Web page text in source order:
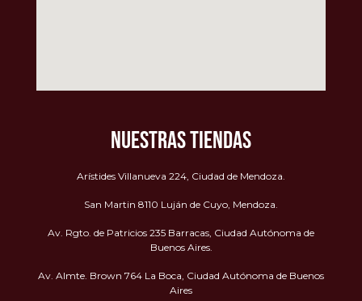
NUESTRAS TIENDAS
Arístides Villanueva 224, Ciudad de Mendoza.
San Martin 8110 Luján de Cuyo, Mendoza.
Av. Rgto. de Patricios 235 Barracas, Ciudad Autónoma de
Buenos Aires.
Av. Almte. Brown 764 La Boca, Ciudad Autónoma de Buenos
Aires